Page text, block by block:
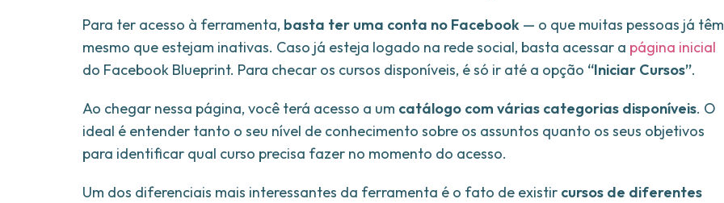
Para ter acesso à ferramenta, basta ter uma conta no Facebook — o que muitas pessoas já
mesmo que estejam inativas. Caso já esteja logado na rede social, basta acessar a página inicial
do Facebook Blueprint. Para checar os cursos disponíveis, é só ir até a opção “Iniciar Cursos”.
Ao chegar nessa página, você terá acesso a um catálogo com várias categorias disponíveis. O
ideal é entender tanto o seu nível de conhecimento sobre os assuntos quanto os seus objetivos
para identificar qual curso precisa fazer no momento do acesso.
Um dos diferenciais mais interessantes da ferramenta é o fato de existir cursos de diferentes